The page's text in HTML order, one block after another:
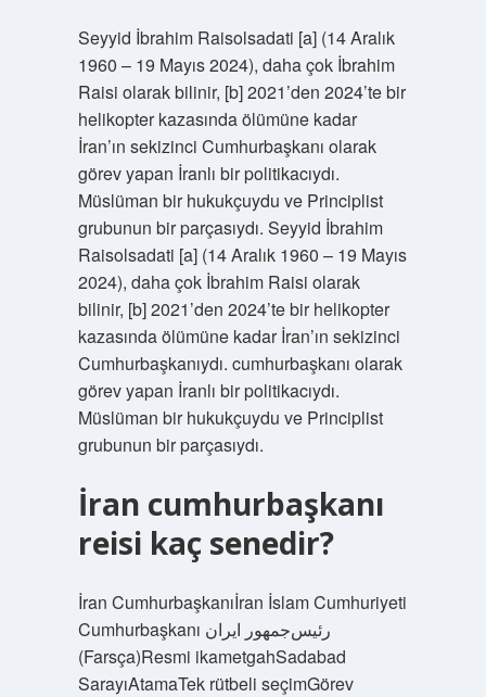
Seyyid İbrahim Raisolsadati [a] (14 Aralık
1960 – 19 Mayıs 2024), daha çok İbrahim
Raisi olarak bilinir, [b] 2021’den 2024’te bir
helikopter kazasında ölümüne kadar
İran’ın sekizinci Cumhurbaşkanı olarak
görev yapan İranlı bir politikacıydı.
Müslüman bir hukukçuydu ve Principlist
grubunun bir parçasıydı. Seyyid İbrahim
Raisolsadati [a] (14 Aralık 1960 – 19 Mayıs
2024), daha çok İbrahim Raisi olarak
bilinir, [b] 2021’den 2024’te bir helikopter
kazasında ölümüne kadar İran’ın sekizinci
Cumhurbaşkanıydı. cumhurbaşkanı olarak
görev yapan İranlı bir politikacıydı.
Müslüman bir hukukçuydu ve Principlist
grubunun bir parçasıydı.
İran cumhurbaşkanı
reisi kaç senedir?
İran Cumhurbaşkanıİran İslam Cumhuriyeti
Cumhurbaşkanı رئیس‌جمهور ایران
(Farsça)Resmi ikametgahSadabad
SarayıAtamaTek rütbeli seçimGörev